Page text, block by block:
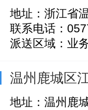
地址：浙江省
联系电话：
派送区域：业
温州鹿城区
地址：温州鹿